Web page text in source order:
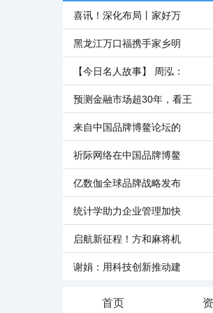
喜讯！深化布局丨家好万
黑龙江万口福携手家乡明
【今日名人故事】 周泓：
预测金融市场超30年，看王
来自中国品牌博鳌论坛的
祈际网络在中国品牌博鳌
亿数伽全球品牌战略发布
统计学助力企业管理加快
启航新征程！方和麻将机
谢娟：用科技创新推动建
首页